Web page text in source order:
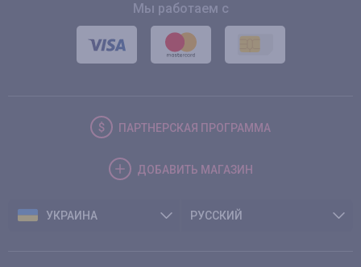
Мы работаем с
ПАРТНЕРСКАЯ ПРОГРАММА
ДОБАВИТЬ МАГАЗИН
УКРАИНА РУССКИЙ